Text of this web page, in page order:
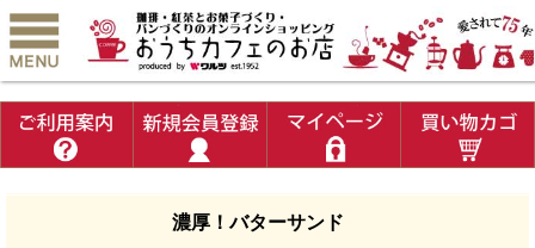
濃厚！バターサンド